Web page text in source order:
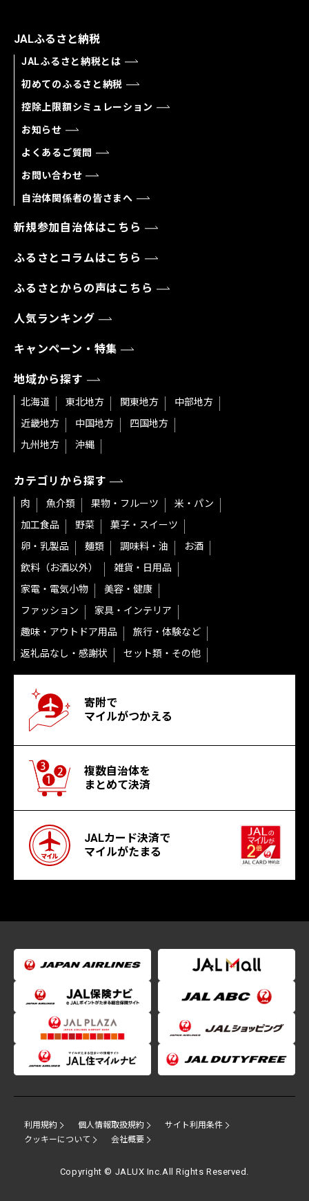
JALふるさと納税
JALふるさと納税とは
初めてのふるさと納税
控除上限額シミュレーション
お知らせ
よくあるご質問
お問い合わせ
自治体関係者の皆さまへ
新規参加自治体はこちら
ふるさとコラムはこちら
ふるさとからの声はこちら
人気ランキング
キャンペーン・特集
地域から探す
北海道 東北地方 関東地方
中部地方
近畿地方
中国地方
四国地方
九州地方
沖縄
カテゴリから探す
肉 魚介類 果物・フルーツ
米・パン
加工食品
野菜
菓子・スイーツ
卵・乳製品
麺類 調味料・油
お酒
飲料（お酒以外）
雑貨・日用品
家電・電気小物
美容・健康
ファッション
家具・インテリア
趣味・アウトドア用品
旅行・体験など
返礼品なし・感謝状
セット類・その他
寄附で
マイルがつかえる
複数自治体を
まとめて決済
JALカード決済で
マイルがたまる
利用規約 個人情報取扱規約
サイト利用条件
クッキーについて
会社概要
Copyright © JALUX Inc.All Rights Reserved.